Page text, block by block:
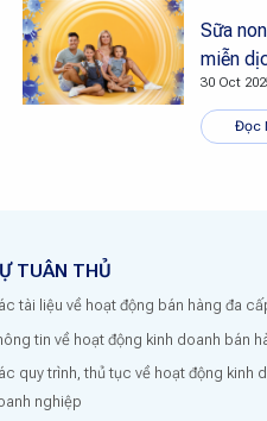
Sữa
miễn
30 Oct
Đọc
TUÂN THỦ
tài liệu về hoạt động bán hàng đa
tin về hoạt động kinh doanh bán
quy trình, thủ tục về hoạt động kinh
nghiệp